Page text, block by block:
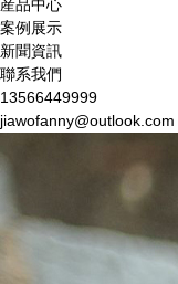
産品中心
案例展示
新聞資訊
聯系我們
13566449999
jiawofanny@outlook.com